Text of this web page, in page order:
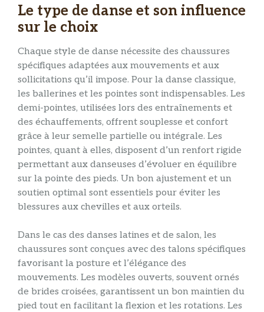
Le type de danse et son influence
sur le choix
Chaque style de danse nécessite des chaussures
spécifiques adaptées aux mouvements et aux
sollicitations qu’il impose. Pour la danse classique,
les ballerines et les pointes sont indispensables. Les
demi-pointes, utilisées lors des entraînements et
des échauffements, offrent souplesse et confort
grâce à leur semelle partielle ou intégrale. Les
pointes, quant à elles, disposent d’un renfort rigide
permettant aux danseuses d’évoluer en équilibre
sur la pointe des pieds. Un bon ajustement et un
soutien optimal sont essentiels pour éviter les
blessures aux chevilles et aux orteils.
Dans le cas des danses latines et de salon, les
chaussures sont conçues avec des talons spécifiques
favorisant la posture et l’élégance des
mouvements. Les modèles ouverts, souvent ornés
de brides croisées, garantissent un bon maintien du
pied tout en facilitant la flexion et les rotations. Les